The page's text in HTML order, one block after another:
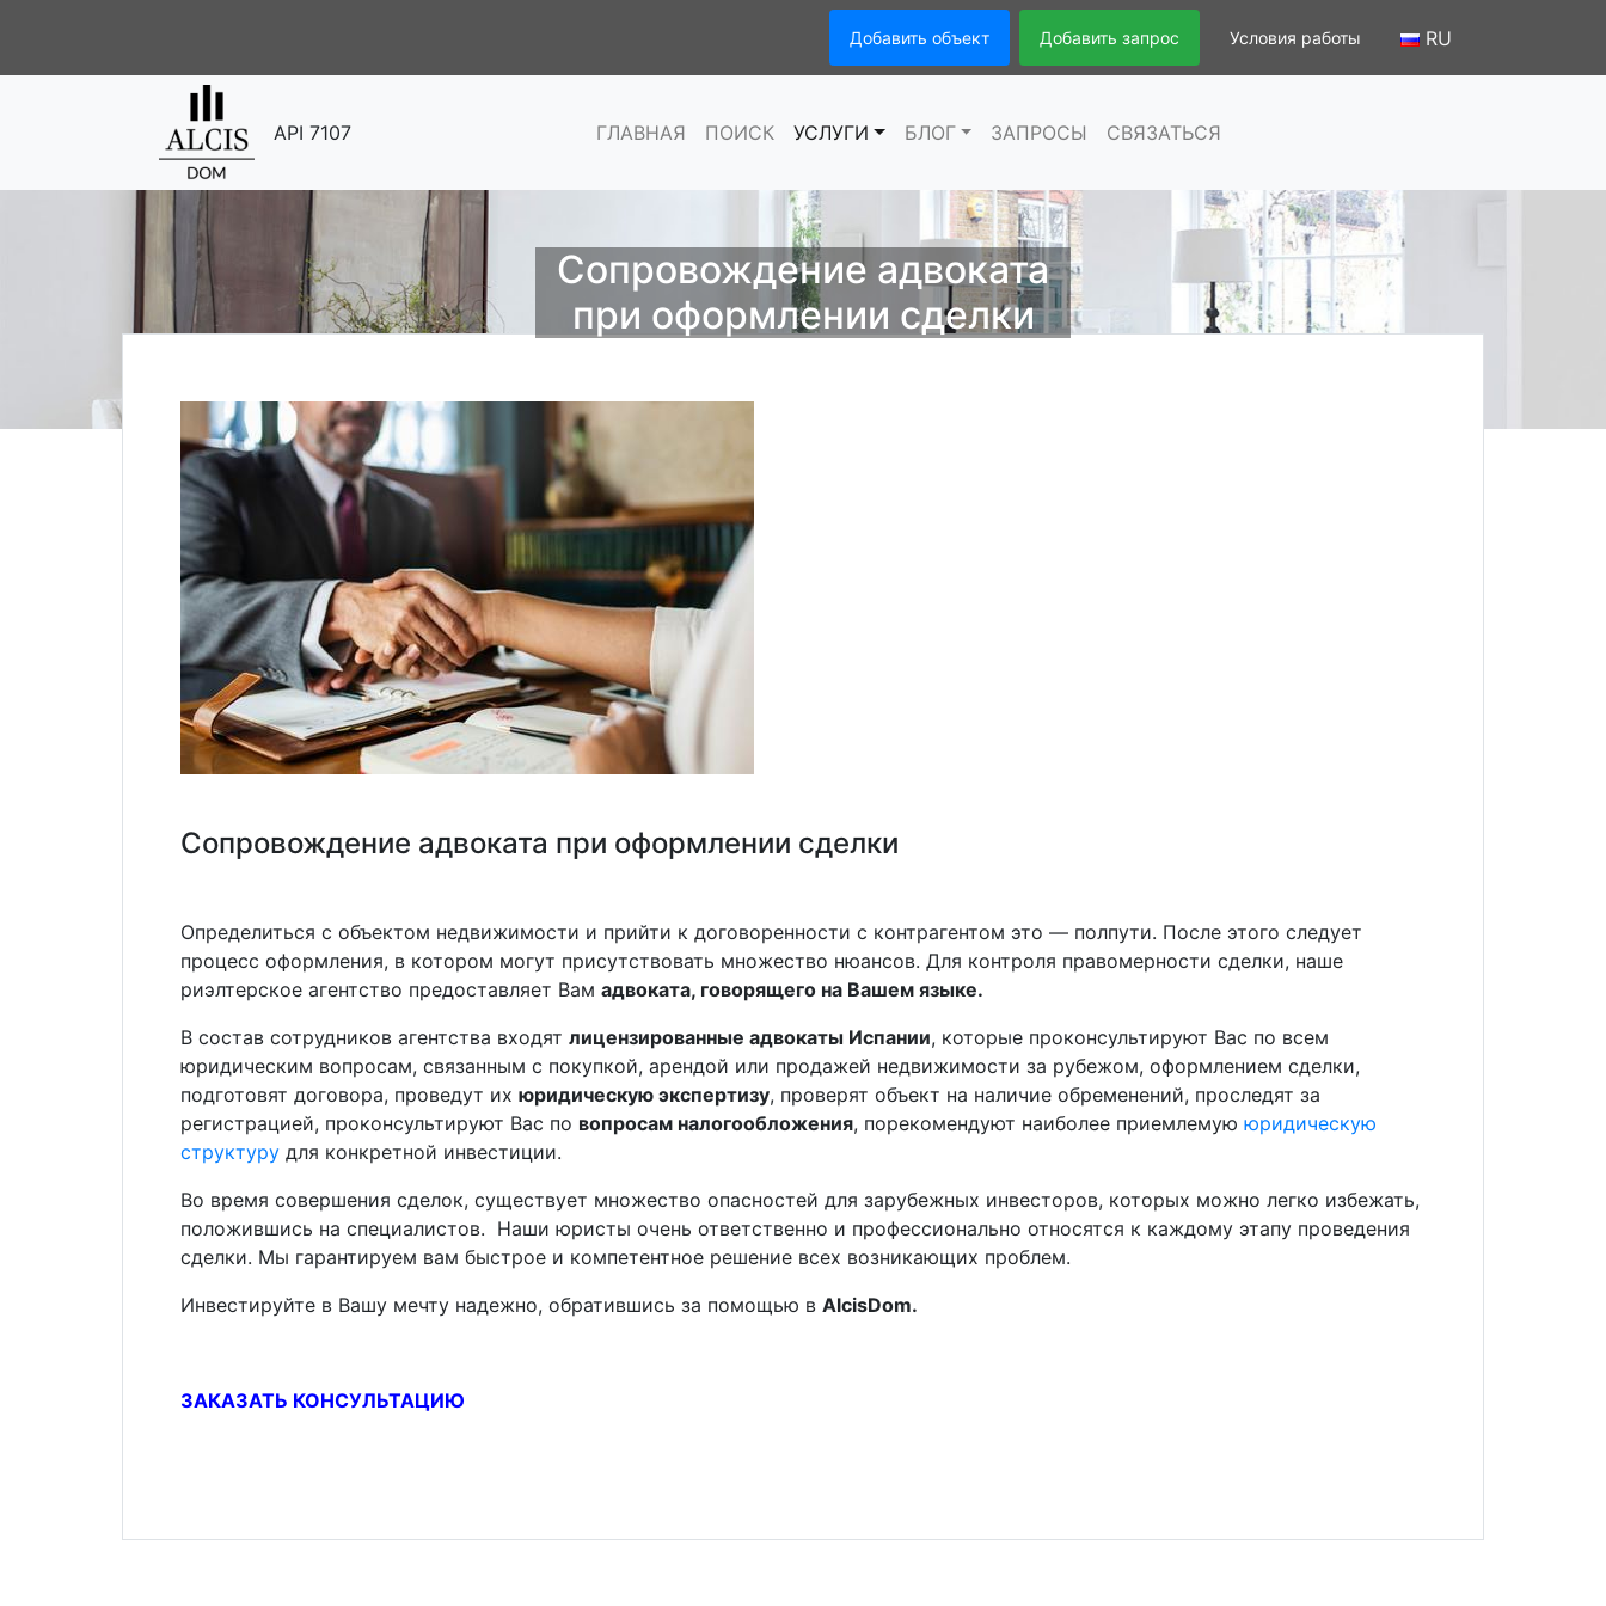
Добавить объект Добавить запрос Условия работы RU
API 7107 ГЛАВНАЯ ПОИСК УСЛУГИ БЛОГ ЗАПРОСЫ СВЯЗАТЬСЯ
Сопровождение адвоката
при оформлении сделки
Сопровождение адвоката при оформлении сделки
Определиться с объектом недвижимости и прийти к договоренности с контрагентом это — полпути. После этого следует
процесс оформления, в котором могут присутствовать множество нюансов. Для контроля правомерности сделки, наше
риэлтерское агентство предоставляет Вам адвоката, говорящего на Вашем языке.
В состав сотрудников агентства входят лицензированные адвокаты Испании, которые проконсультируют Вас по всем
юридическим вопросам, связанным с покупкой, арендой или продажей недвижимости за рубежом, оформлением сделки,
подготовят договора, проведут их юридическую экспертизу, проверят объект на наличие обременений, проследят за
регистрацией, проконсультируют Вас по вопросам налогообложения, порекомендуют наиболее приемлемую юридическую
структуру для конкретной инвестиции.
Во время совершения сделок, существует множество опасностей для зарубежных инвесторов, которых можно легко избежать,
положившись на специалистов. Наши юристы очень ответственно и профессионально относятся к каждому этапу проведения
сделки. Мы гарантируем вам быстрое и компетентное решение всех возникающих проблем.
Инвестируйте в Вашу мечту надежно, обратившись за помощью в AlcisDom.
ЗАКАЗАТЬ КОНСУЛЬТАЦИЮ